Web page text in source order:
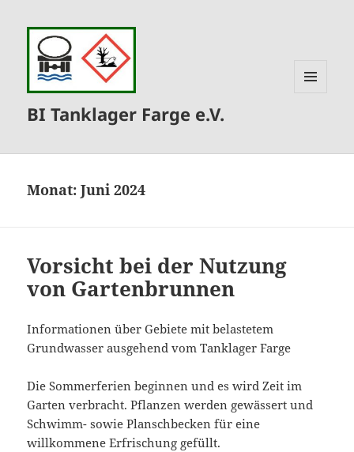
BI Tanklager Farge e.V.
Monat:Juni 2024
Vorsicht bei der Nutzung
von Gartenbrunnen
Informationen über Gebiete mit belastetem
Grundwasser ausgehend vom Tanklager Farge
Die Sommerferien beginnen und es wird Zeit im
Garten verbracht. Pflanzen werden gewässert und
Schwimm- sowie Planschbecken für eine
willkommene Erfrischung gefüllt.